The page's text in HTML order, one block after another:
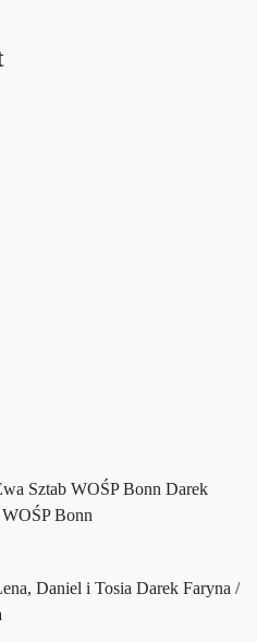
Sztab WOŚP Bonn Darek
Bonn
Daniel i Tosia Darek Faryna /